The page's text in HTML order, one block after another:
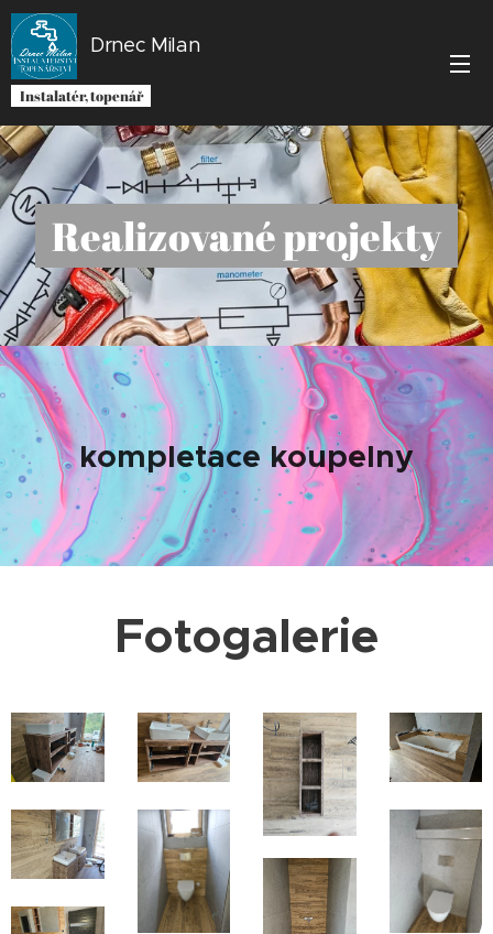
Drnec Milan
Instalatér, topenář
Realizované projekty
kompletace koupelny
Fotogalerie